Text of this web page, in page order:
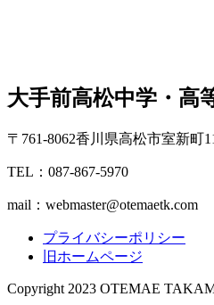
大手前高松中学・高
〒761-8062香川県高松市室新町
TEL：087-867-5970
mail：webmaster@otemaetk.com
プライバシーポリシー
旧ホームページ
Copyright 2023 OTEMAE